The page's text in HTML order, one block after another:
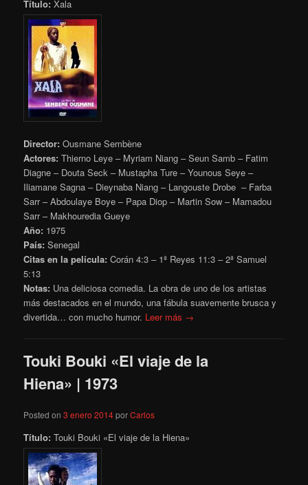
Título: Xala
Director: Ousmane Sembène
Actores: Thierno Leye – Myriam Niang – Seun Samb – Fatim
Diagne – Douta Seck – Mustapha Ture – Younous Seye –
Iliamane Sagna – Dieynaba Niang – Langouste Drobe – Farba
Sarr – Abdoulaye Boye – Papa Diop – Martin Sow – Mamadou
Sarr – Makhouredia Gueye
Año: 1975
País: Senegal
Citas en la película: Corán 4:3 – 1ª Reyes 11:3 – 2ª Samuel
5:13
Notas: Una deliciosa comedia. La obra de uno de los artistas
más destacados en el mundo, una fábula suavemente brusca y
divertida… con mucho humor. Leer más →
Touki Bouki «El viaje de la
Hiena» | 1973
Posted on3 enero 2014porCarlos
Título:Touki Bouki «El viaje de la Hiena»